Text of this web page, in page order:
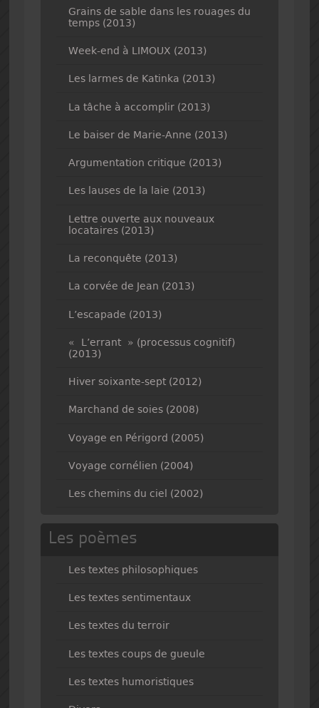
Grains de sable dans les rouages du
temps (2013)
Week-end à LIMOUX (2013)
Les larmes de Katinka (2013)
La tâche à accomplir (2013)
Le baiser de Marie-Anne (2013)
Argumentation critique (2013)
Les lauses de la laie (2013)
Lettre ouverte aux nouveaux
locataires (2013)
La reconquête (2013)
La corvée de Jean (2013)
L’escapade (2013)
« L’errant » (processus cognitif)
(2013)
Hiver soixante-sept (2012)
Marchand de soies (2008)
Voyage en Périgord (2005)
Voyage cornélien (2004)
Les chemins du ciel (2002)
Les poèmes
Les textes philosophiques
Les textes sentimentaux
Les textes du terroir
Les textes coups de gueule
Les textes humoristiques